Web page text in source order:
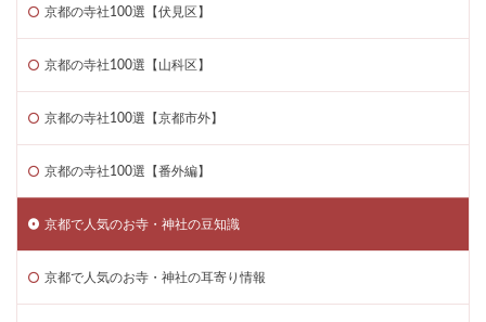
京都の寺社100選【伏見区】
京都の寺社100選【山科区】
京都の寺社100選【京都市外】
京都の寺社100選【番外編】
京都で人気のお寺・神社の豆知識
京都で人気のお寺・神社の耳寄り情報